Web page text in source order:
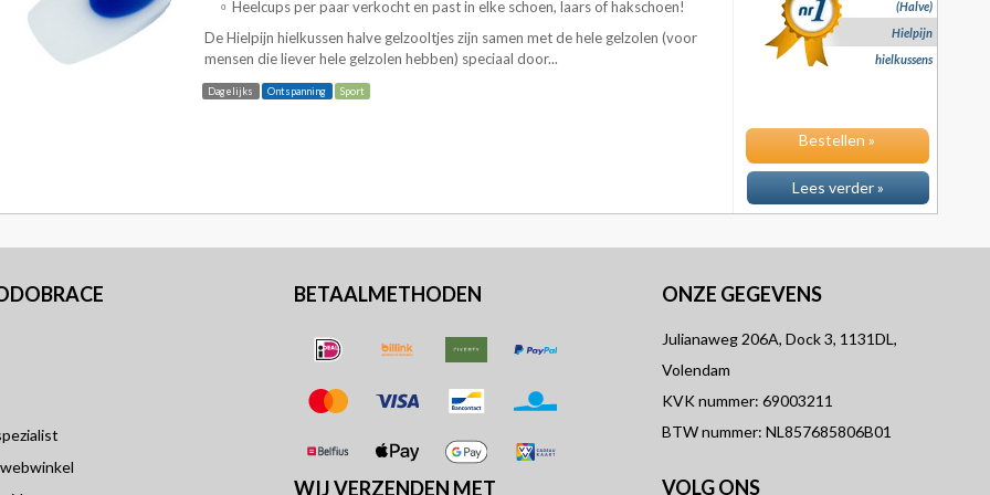
(Halve)
Hielpijn
hielkussens
Dagelijks Ontspanning Sport
Heelcups per paar verkocht en past in elke schoen, laars of hakschoen!
DeHielpijn hielkussen halve gelzooltjeszijn samen met de hele gelzolen (voor
mensen die liever hele gelzolen hebben) speciaal door...
Bestellen »
Lees verder »
BETAALMETHODEN
WIJ VERZENDEN MET
ONZE GEGEVENS
Julianaweg 206A, Dock 3, 1131DL,
Volendam
KVK nummer: 69003211
BTW nummer: NL857685806B01
VOLG ONS